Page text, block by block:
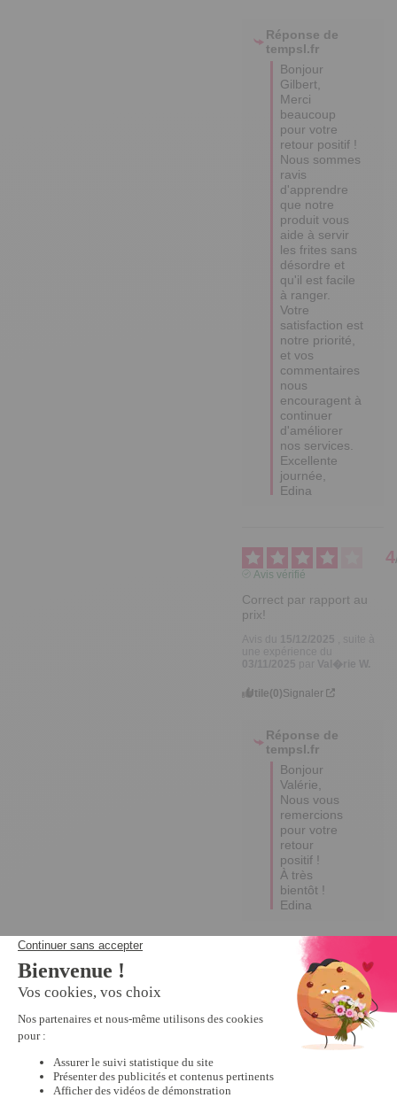
Réponse de
tempsl.fr
Bonjour
Gilbert,
Merci
beaucoup
pour votre
retour positif !
Nous sommes
ravis
d'apprendre
que notre
produit vous
aide à servir
les frites sans
désordre et
qu'il est facile
à ranger.
Votre
satisfaction est
notre priorité,
et vos
commentaires
nous
encouragent à
continuer
d'améliorer
nos services.
Excellente
journée,
Edina
4
Avis vérifié
Correct par rapport au
prix!
15/12/2025
une expérience du
03/11/2025
Val�rie W.
Utile(0)Signaler
Réponse de
tempsl.fr
Bonjour
Valérie,
Nous vous
remercions
pour votre
retour
positif !
À très
bientôt !
Edina
Avis vérifié
super
26/11/2025 , suite à
une expérience du